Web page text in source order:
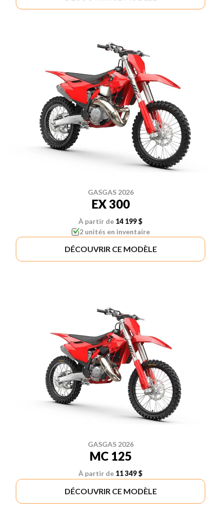
GASGAS 2026
EX 300
À partir de 14 199 $
2 unités en inventaire
DÉCOUVRIR CE MODÈLE
GASGAS 2026
MC 125
À partir de 11 349 $
DÉCOUVRIR CE MODÈLE